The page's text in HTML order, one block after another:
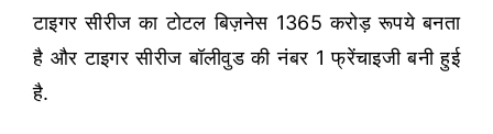
टाइगर सीरीज का टोटल बिज़नेस 1365 करोड़ रूपये बनता
है और टाइगर सीरीज बॉलीवुड की नंबर 1 फ्रेंचाइजी बनी हुई
है.